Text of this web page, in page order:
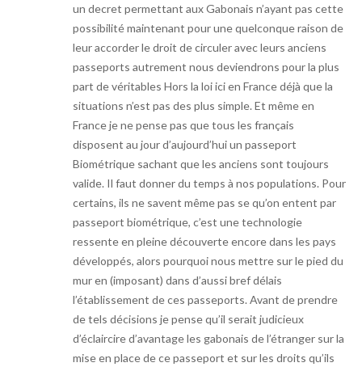
un decret permettant aux Gabonais n’ayant pas cette
possibilité maintenant pour une quelconque raison de
leur accorder le droit de circuler avec leurs anciens
passeports autrement nous deviendrons pour la plus
part de véritables Hors la loi ici en France déjà que la
situations n’est pas des plus simple. Et même en
France je ne pense pas que tous les français
disposent au jour d’aujourd’hui un passeport
Biométrique sachant que les anciens sont toujours
valide. Il faut donner du temps à nos populations. Pour
certains, ils ne savent même pas se qu’on entent par
passeport biométrique, c’est une technologie
ressente en pleine découverte encore dans les pays
développés, alors pourquoi nous mettre sur le pied du
mur en (imposant) dans d’aussi bref délais
l’établissement de ces passeports. Avant de prendre
de tels décisions je pense qu’il serait judicieux
d’éclaircire d’avantage les gabonais de l’étranger sur la
mise en place de ce passeport et sur les droits qu’ils